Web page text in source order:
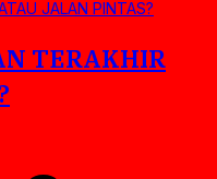
TERAKHIR